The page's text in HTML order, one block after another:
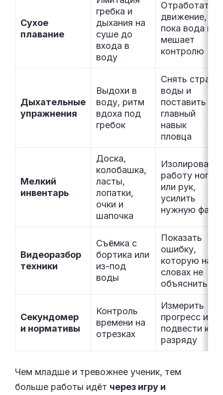
Сухое
плавание
гребка и
дыхания на
суше до
входа в
воду
Отработать
движение,
пока вода не
мешает
контролю
Дыхательные
упражнения
Выдохи в
воду, ритм
вдоха под
гребок
Снять страх
воды и
поставить
главный
навык
пловца
Мелкий
инвентарь
Доска,
колобашка,
ласты,
лопатки,
очки и
шапочка
Изолировать
работу ног
или рук,
усилить
нужную фазу
Видеоразбор
техники
Съёмка с
бортика или
из-под
воды
Показать
ошибку,
которую на
словах не
объяснить
Секундомер
и нормативы
Контроль
времени на
отрезках
Измерить
прогресс и
подвести к
разряду
Чем младше и тревожнее ученик, тем
больше работы идёт через игру и